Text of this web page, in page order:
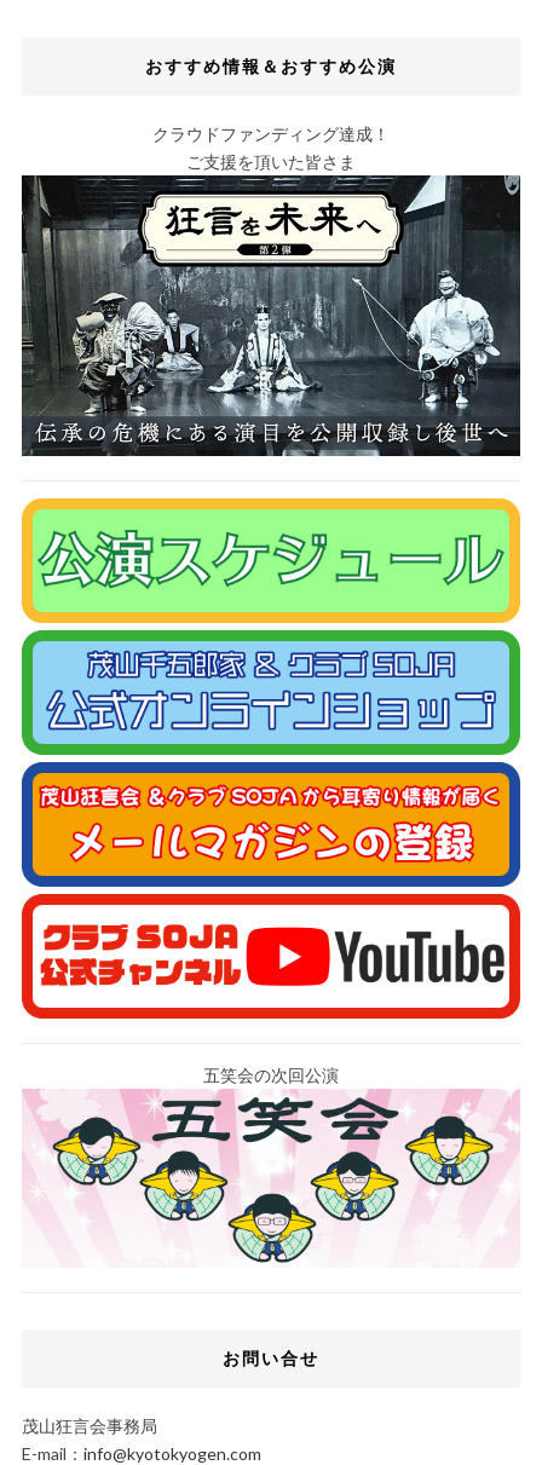
おすすめ情報＆おすすめ公演
クラウドファンディング達成！
ご支援を頂いた皆さま
五笑会の次回公演
お問い合せ
茂山狂言会事務局
E-mail： info@kyotokyogen.com